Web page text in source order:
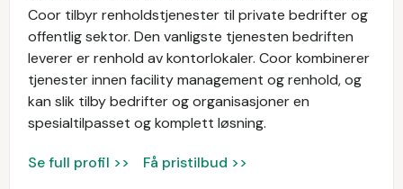
Coor tilbyr renholdstjenester til private bedrifter og
offentlig sektor. Den vanligste tjenesten bedriften
leverer er renhold av kontorlokaler. Coor kombinerer
tjenester innen facility management og renhold, og
kan slik tilby bedrifter og organisasjoner en
spesialtilpasset og komplett løsning.
Se full profil >> Få pristilbud >>